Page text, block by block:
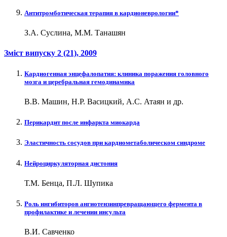
Антитромботическая терапия в кардионеврологии*
З.А. Суслина, М.М. Танашян
Зміст випуску 2 (21), 2009
Кардиогенная энцефалопатия: клиника поражения головного
мозга и церебральная гемодинамика
В.В. Машин, Н.Р. Васицкий, А.С. Атаян и др.
Перикардит после инфаркта миокарда
Эластичность сосудов при кардиометаболическом синдроме
Нейроциркуляторная дистония
Т.М. Бенца, П.Л. Шупика
Роль ингибиторов ангиотензинпревращающего фермента в
профилактике и лечении инсульта
В.И. Савченко